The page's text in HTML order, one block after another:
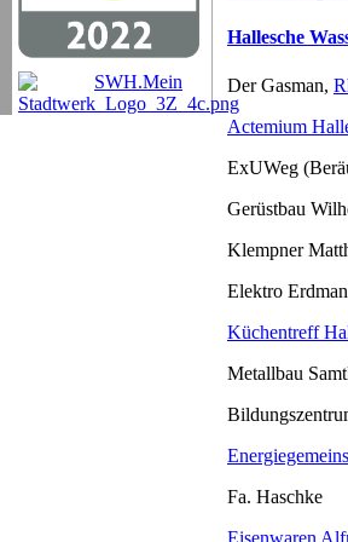
Hallesche
Der Gasman,
Actemium
ExUWeg
Gerüstbau
Klempner
Elektro
Küchentreff
Metallbau
Fa. Haschke
Eisenwaren